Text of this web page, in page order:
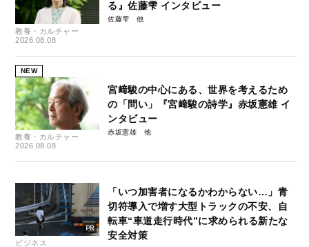
教養・カルチャー
2026.08.08
る』佐藤雫 インタビュー
佐藤雫
NEW
教養・カルチャー
2026.08.08
宮﨑駿の中心にある、世界を考えるため
の「問い」『宮﨑駿の詩学』赤坂憲雄 イ
ンタビュー
赤坂憲雄
ビジネス
「いつ加害者になるかわからない…」青
切符導入で増す大型トラックの不安、自
転車“車道走行時代”に求められる新たな
安全対策